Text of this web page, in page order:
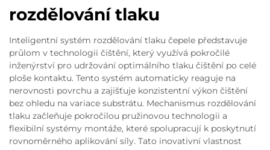
rozdělování tlaku
Inteligentní systém rozdělování tlaku čepele představuje
průlom v technologii čištění, který využívá pokročilé
inženýrství pro udržování optimálního tlaku čištění po celé
ploše kontaktu. Tento systém automaticky reaguje na
nerovnosti povrchu a zajišťuje konzistentní výkon čištění
bez ohledu na variace substrátu. Mechanismus rozdělování
tlaku začleňuje pokročilou pružinovou technologii a
flexibilní systémy montáže, které spolupracují k poskytnutí
rovnoměrného aplikování síly. Tato inovativní vlastnost